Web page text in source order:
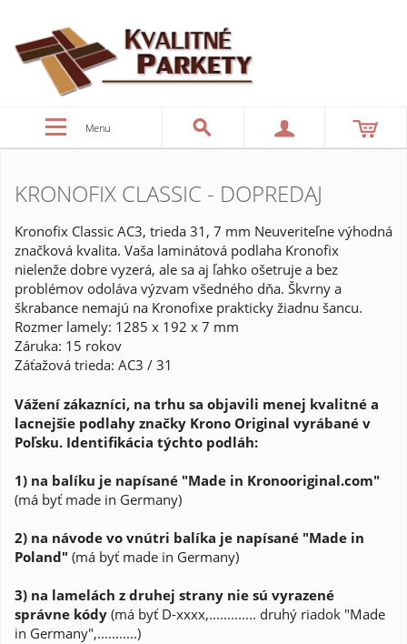
Menu
KRONOFIX CLASSIC - DOPREDAJ
Kronofix Classic AC3, trieda 31, 7 mm Neuveriteľne výhodná
značková kvalita. Vaša laminátová podlaha Kronofix
nielenže dobre vyzerá, ale sa aj ľahko ošetruje a bez
problémov odoláva výzvam všedného dňa. Škvrny a
škrabance nemajú na Kronofixe prakticky žiadnu šancu.
Rozmer lamely: 1285 x 192 x 7 mm
Záruka: 15 rokov
Záťažová trieda: AC3 / 31
Vážení zákazníci, na trhu sa objavili menej kvalitné a
lacnejšie podlahy značky Krono Original vyrábané v
Poľsku. Identifikácia týchto podláh:
1) na balíku je napísané "Made in Kronooriginal.com"
(má byť made in Germany)
2) na návode vo vnútri balíka je napísané "Made in
Poland" (má byť made in Germany)
3) na lamelách z druhej strany nie sú vyrazené
správne kódy (má byť D-xxxx,............. druhý riadok "Made
in Germany",...........)